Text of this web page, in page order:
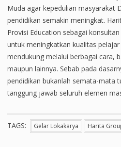
Muda agar kepedulian masyarakat
pendidikan semakin meningkat.
Provisi Education sebagai
untuk meningkatkan kualitas
mendukung melalui berbagai cara,
maupun lainnya. Sebab pada
pendidikan bukanlah semata-mata
tanggung jawab seluruh elemen
TAGS: Gelar Lokakarya Harita